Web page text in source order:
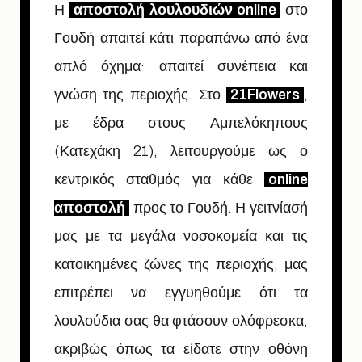
Η αποστολή λουλουδιών online στο
Γουδή απαιτεί κάτι παραπάνω από ένα
απλό όχημα· απαιτεί συνέπεια και
γνώση της περιοχής. Στο
21Flowers ,
με έδρα στους Αμπελόκηπους
(Κατεχάκη 21), λειτουργούμε ως ο
κεντρικός σταθμός για κάθε
online
αποστολή προς το Γουδή. Η γειτνίασή
μας με τα μεγάλα νοσοκομεία και τις
κατοικημένες ζώνες της περιοχής, μας
επιτρέπει να εγγυηθούμε ότι τα
λουλούδια σας θα φτάσουν ολόφρεσκα,
ακριβώς όπως τα είδατε στην οθόνη